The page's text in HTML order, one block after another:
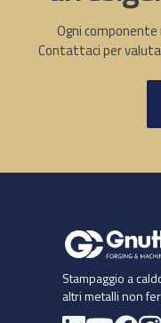
Ogni
Contattaci per
Stampaggio a
altri metalli non